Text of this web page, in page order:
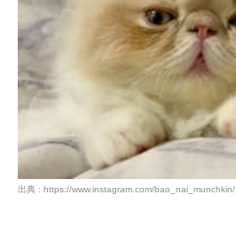
出典 : https://www.instagram.com/bao_nai_munchkin/